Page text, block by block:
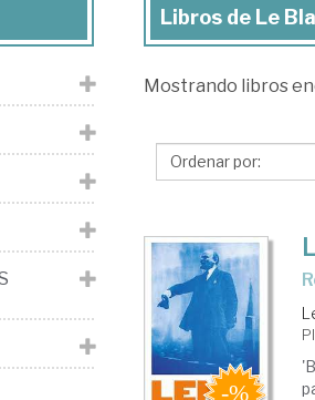
Libros
Le
Paul
Libros de Le
Mostrando libros